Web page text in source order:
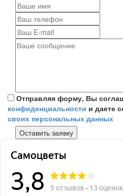
Отправляя форму, Вы
конфиденциальности и даете
своих персональных данных